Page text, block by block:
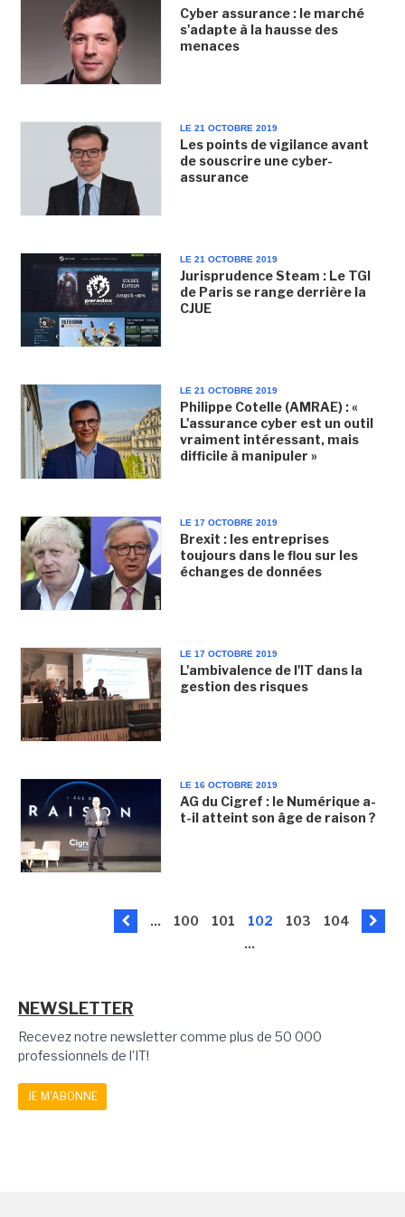
Cyber assurance : le marché
s'adapte à la hausse des
menaces
LE 21 OCTOBRE 2019
Les points de vigilance avant
de souscrire une cyber-
assurance
LE 21 OCTOBRE 2019
Jurisprudence Steam : Le TGI
de Paris se range derrière la
CJUE
LE 21 OCTOBRE 2019
Philippe Cotelle (AMRAE) : «
L'assurance cyber est un outil
vraiment intéressant, mais
difficile à manipuler »
LE 17 OCTOBRE 2019
Brexit : les entreprises
toujours dans le flou sur les
échanges de données
LE 17 OCTOBRE 2019
L'ambivalence de l'IT dans la
gestion des risques
LE 16 OCTOBRE 2019
AG du Cigref : le Numérique a-
t-il atteint son âge de raison ?
... 100 101 102 103
104
...
NEWSLETTER
Recevez notre newsletter comme plus de 50 000
professionnels de l'IT!
JE M'ABONNE